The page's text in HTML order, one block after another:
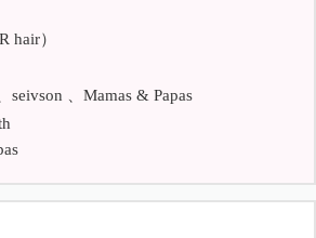
hair）
seivson 、Mamas & Papas